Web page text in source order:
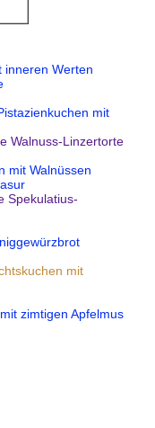
inneren Werten
mit
Walnuss-Linzertorte
mit Walnüssen
Spekulatius-
mit
zimtigen Apfelmus